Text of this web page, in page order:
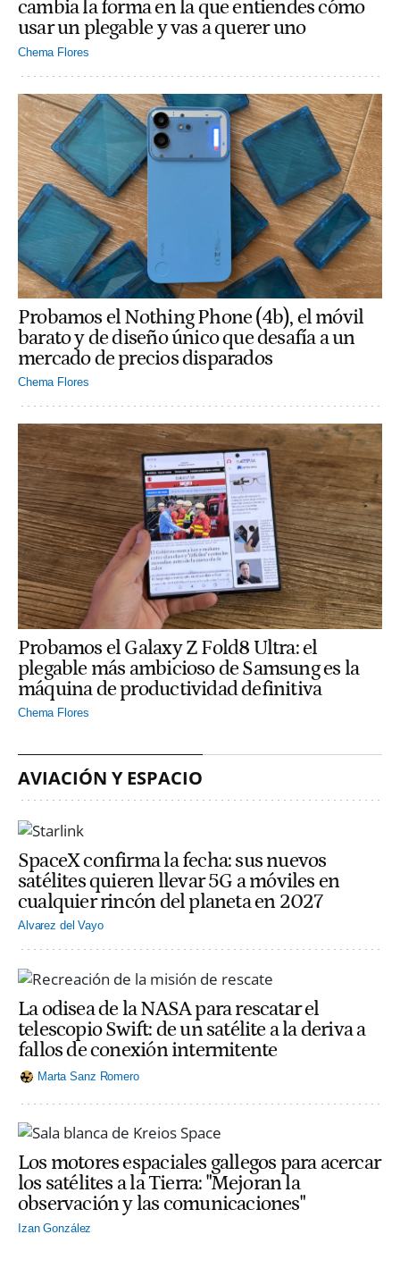
cambia la forma en la que entiendes cómo
usar un plegable y vas a querer uno
Chema Flores
Probamos el Nothing Phone (4b), el móvil
barato y de diseño único que desafía a un
mercado de precios disparados
Chema Flores
Probamos el Galaxy Z Fold8 Ultra: el
plegable más ambicioso de Samsung es la
máquina de productividad definitiva
Chema Flores
AVIACIÓN Y ESPACIO
SpaceX confirma la fecha: sus nuevos
satélites quieren llevar 5G a móviles en
cualquier rincón del planeta en 2027
Alvarez del Vayo
La odisea de la NASA para rescatar el
telescopio Swift: de un satélite a la deriva a
fallos de conexión intermitente
Marta Sanz Romero
Los motores espaciales gallegos para acercar
los satélites a la Tierra: "Mejoran la
observación y las comunicaciones"
Izan González